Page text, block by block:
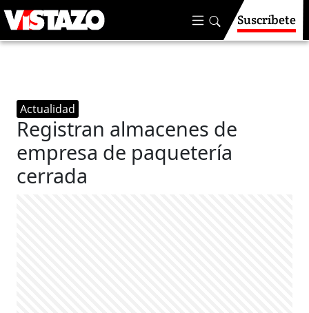
Suscríbete
Actualidad
Registran almacenes de
empresa de paquetería
cerrada